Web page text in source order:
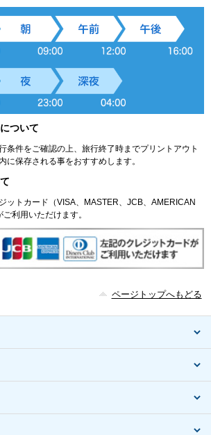
ついて
条件をご確認の上、旅行終了時までプリントアウト
に保存される事をおすすめします。
ットカード（VISA、MASTER、JCB、AMERICAN
利用いただけます。
ページトップへもどる